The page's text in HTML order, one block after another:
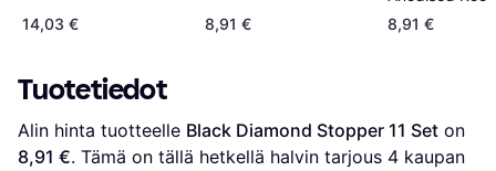
14,03 € 8,91 €
Wire 1
8,91 €
Tuotetiedot
Alin hinta tuotteelle Black Diamond Stopper 11 Set
8,91 €. Tämä on tällä hetkellä halvin tarjous 4 kaupan